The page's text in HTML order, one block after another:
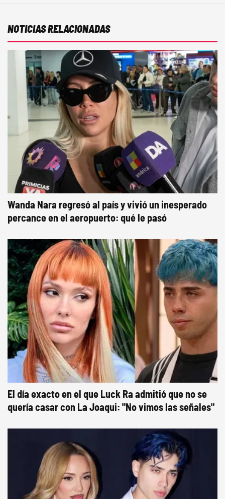
NOTICIAS RELACIONADAS
Wanda Nara regresó al país y vivió un inesperado
percance en el aeropuerto: qué le pasó
El día exacto en el que Luck Ra admitió que no se
quería casar con La Joaqui: "No vimos las señales"